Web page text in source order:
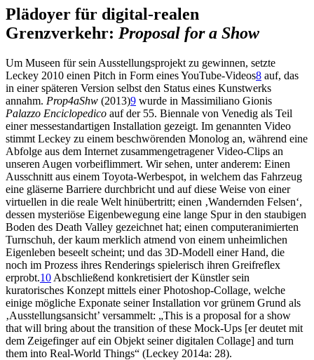
Plädoyer für digital-realen
Grenzverkehr: Proposal for a Show
Um Museen für sein Ausstellungsprojekt zu gewinnen, setzte
Leckey 2010 einen Pitch in Form eines YouTube-Videos8 auf, das
in einer späteren Version selbst den Status eines Kunstwerks
annahm. Prop4aShw (2013)9 wurde in Massimiliano Gionis
Palazzo Enciclopedico auf der 55. Biennale von Venedig als Teil
einer messestandartigen Installation gezeigt. Im genannten Video
stimmt Leckey zu einem beschwörenden Monolog an, während eine
Abfolge aus dem Internet zusammengetragener Video-Clips an
unseren Augen vorbeiflimmert. Wir sehen, unter anderem: Einen
Ausschnitt aus einem Toyota-Werbespot, in welchem das Fahrzeug
eine gläserne Barriere durchbricht und auf diese Weise von einer
virtuellen in die reale Welt hinübertritt; einen ‚Wandernden Felsen‘,
dessen mysteriöse Eigenbewegung eine lange Spur in den staubigen
Boden des Death Valley gezeichnet hat; einen computeranimierten
Turnschuh, der kaum merklich atmend von einem unheimlichen
Eigenleben beseelt scheint; und das 3D-Modell einer Hand, die
noch im Prozess ihres Renderings spielerisch ihren Greifreflex
erprobt.10 Abschließend konkretisiert der Künstler sein
kuratorisches Konzept mittels einer Photoshop-Collage, welche
einige mögliche Exponate seiner Installation vor grünem Grund als
‚Ausstellungsansicht’ versammelt: „This is a proposal for a show
that will bring about the transition of these Mock-Ups [er deutet mit
dem Zeigefinger auf ein Objekt seiner digitalen Collage] and turn
them into Real-World Things“ (Leckey 2014a: 28).